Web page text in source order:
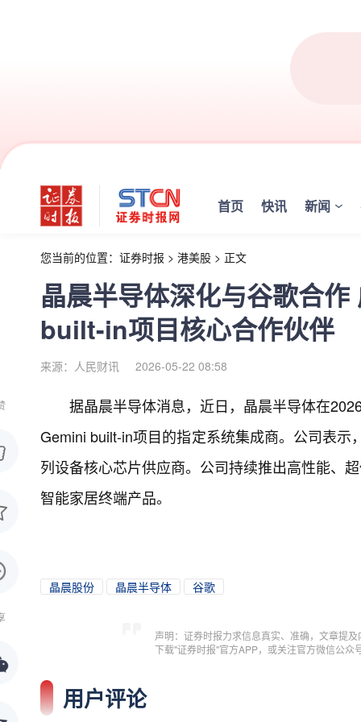
首页 快讯 新闻
您当前的位置： 证券时报 > 港美股 > 正文
晶晨半导体深化与谷歌合
built-in项目核心合作伙伴
来源：人民财讯 2026-05-22 08:58
据晶晨半导体消息，近日，晶晨半导体在
Gemini built-in项目的指定系统集成商。公司表
列设备核心芯片供应商。公司持续推出高性能、
智能家居终端产品。
晶晨股份 晶晨半导体 谷歌
声明：证券时报力求信息真实、准确，文章提
下载"证券时报"官方APP，或关注官方微信公
用户评论